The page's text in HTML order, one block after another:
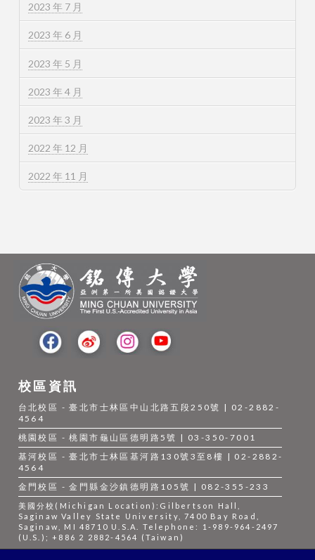
2023 年 7 月
2023 年 6 月
2023 年 5 月
2023 年 4 月
2023 年 3 月
2022 年 12 月
2022 年 11 月
校區資訊
台北校區 - 臺北市士林區中山北路五段250號 | 02-2882-
4564
桃園校區 - 桃園市龜山區德明路5號 | 03-350-7001
基河校區 - 臺北市士林區基河路130號3至8樓 | 02-2882-
4564
金門校區 - 金門縣金沙鎮德明路105號 | 082-355-233
美國分校(Michigan Location):Gilbertson Hall,
Saginaw Valley State University, 7400 Bay Road,
Saginaw, MI 48710 U.S.A. Telephone: 1-989-964-2497
(U.S.); +886 2 2882-4564 (Taiwan)